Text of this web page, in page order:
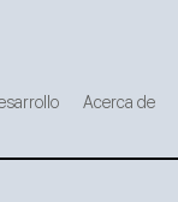
Acerca de